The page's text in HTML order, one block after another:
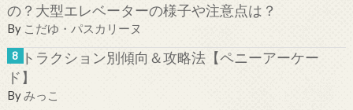
の？大型エレベーターの様子や注意点は？
By こだゆ・パスカリーヌ
アトラクション別傾向＆攻略法【ペニーアーケー
ド】
By みっこ